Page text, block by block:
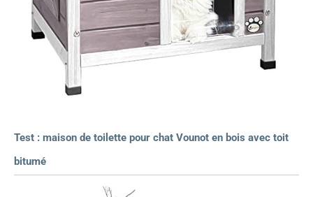
Test : maison de toilette pour chat Vounot en bois avec toit
bitumé